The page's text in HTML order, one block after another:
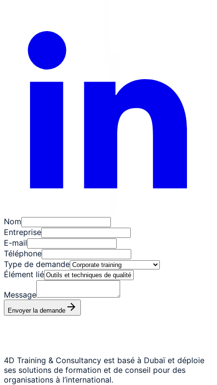
Nom
Entreprise
E-mail
Téléphone
Type de demande
Élément lié
Message
Envoyer la demande
4D Training & Consultancy est basé à Dubaï et déploie
ses solutions de formation et de conseil pour des
organisations à l’international.